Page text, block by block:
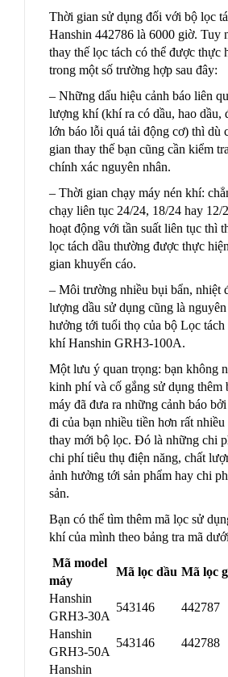
Thời gian sử dụng đối với bộ lọc
Hanshin 442786 là 6000 giờ. Tuy
thay thế lọc tách có thể được thực
trong một số trường hợp sau đây:
– Những dấu hiệu cảnh báo liên
lượng khí (khí ra có dầu, hao dầu,
lớn báo lỗi quá tải động cơ) thì dù
gian thay thế bạn cũng cần kiểm
chính xác nguyên nhân.
– Thời gian chạy máy nén khí:
chạy liên tục 24/24, 18/24 hay 12/
hoạt động với tần suất liên tục thì
lọc tách dầu thường được thực
gian khuyến cáo.
– Môi trường nhiều bụi bẩn, nhiệt
lượng dầu sử dụng cũng là nguyên
hưởng tới tuổi thọ của bộ Lọc tách
khí Hanshin GRH3-100A.
Một lưu ý quan trọng: bạn không
kinh phí và cố gắng sử dụng thêm
máy đã đưa ra những cảnh báo
đi của bạn nhiều tiền hơn rất
thay mới bộ lọc. Đó là những chi
chi phí tiêu thụ điện năng, chất
ảnh hưởng tới sản phẩm hay chi
sản.
Bạn có thể tìm thêm mã lọc sử
khí của mình theo bảng tra mã
Mã model
máy
Mã lọc dầu Mã lọc
Hanshin
GRH3-30A
543146 442787
Hanshin
GRH3-50A
543146 442788
Hanshin